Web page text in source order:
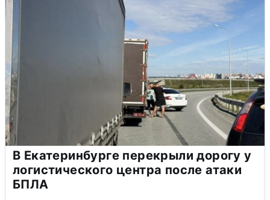
В Екатеринбурге перекрыли дорогу у
логистического центра после атаки
БПЛА